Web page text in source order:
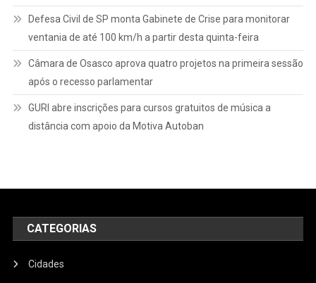
Defesa Civil de SP monta Gabinete de Crise para monitorar
ventania de até 100 km/h a partir desta quinta-feira
Câmara de Osasco aprova quatro projetos na primeira sessão
após o recesso parlamentar
GURI abre inscrições para cursos gratuitos de música a
distância com apoio da Motiva Autoban
CATEGORIAS
Cidades